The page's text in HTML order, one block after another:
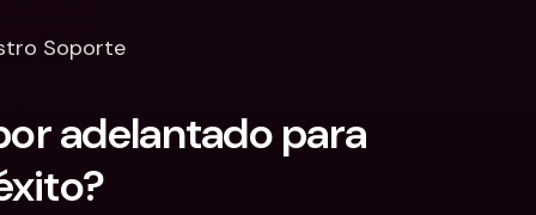
Soporte
adelantado para